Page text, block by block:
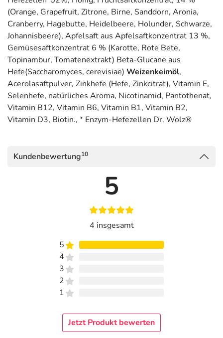
(Orange, Grapefruit, Zitrone, Birne, Sanddorn, Aronia,
Cranberry, Hagebutte, Heidelbeere, Holunder, Schwarze,
Johannisbeere), Apfelsaft aus Apfelsaftkonzentrat 13 %,
Gemüsesaftkonzentrat 6 % (Karotte, Rote Bete,
Topinambur, Tomatenextrakt) Beta-Glucane aus
Hefe(Saccharomyces, cerevisiae) Weizenkeimöl,
Acerolasaftpulver, Zinkhefe (Hefe, Zinkcitrat), Vitamin E,
Selenhefe, natürliches Aroma, Nicotinamid, Pantothenat,
Vitamin B12, Vitamin B6, Vitamin B1, Vitamin B2,
Vitamin D3, Biotin., * Enzym-Hefezellen Dr. Wolz®
Kundenbewertung10
5
4 insgesamt
5
4
3
2
1
Jetzt Produkt bewerten